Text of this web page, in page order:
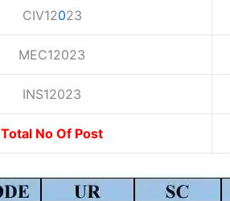
CIV12023
MEC12023
INS12023
Total No Of Post